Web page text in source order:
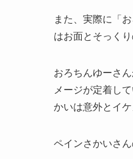
また、実際に「
はお面とそっく
おろちんゆーさ
メージが定着し
かいは意外とイ
ペインさかいさ